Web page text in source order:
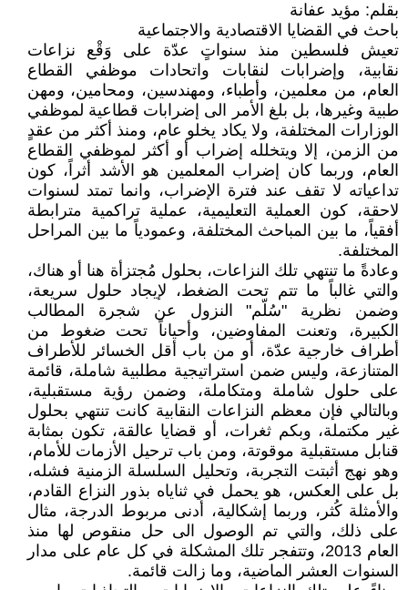
بقلم: مؤيد عفانة
باحث في القضايا الاقتصادية والاجتماعية
تعيش فلسطين منذ سنواتٍ عدّة على وَقْع نزاعات
نقابية، وإضرابات لنقابات واتحادات موظفي القطاع
العام، من معلمين، وأطباء، ومهندسين، ومحامين، ومهن
طبية وغيرها، بل بلغ الأمر الى إضرابات قطاعية لموظفي
الوزارات المختلفة، ولا يكاد يخلو عام، ومنذ أكثر من عقدٍ
من الزمن، إلا ويتخلله إضراب أو أكثر لموظفي القطاع
العام، وربما كان إضراب المعلمين هو الأشد أثراً، كون
تداعياته لا تقف عند فترة الإضراب، وانما تمتد لسنوات
لاحقة، كون العملية التعليمية، عملية تراكمية مترابطة
أفقياً، ما بين المباحث المختلفة، وعمودياً ما بين المراحل
المختلفة.
وعادةً ما تنتهي تلك النزاعات، بحلول مُجتزأة هنا أو هناك،
والتي غالباً ما تتم تحت الضغط، لإيجاد حلول سريعة،
وضمن نظرية "سُلّم" النزول عن شجرة المطالب
الكبيرة، وتعنت المفاوضين، وأحياناً تحت ضغوط من
أطراف خارجية عدّة، أو من باب أقل الخسائر للأطراف
المتنازعة، وليس ضمن استراتيجية مطلبية شاملة، قائمة
على حلول شاملة ومتكاملة، وضمن رؤية مستقبلية،
وبالتالي فإن معظم النزاعات النقابية كانت تنتهي بحلول
غير مكتملة، وبكم ثغرات، أو قضايا عالقة، تكون بمثابة
قنابل مستقبلية موقوتة، ومن باب ترحيل الأزمات للأمام،
وهو نهج أثبتت التجربة، وتحليل السلسلة الزمنية فشله،
بل على العكس، هو يحمل في ثناياه بذور النزاع القادم،
والأمثلة كُثر، وربما إشكالية، أدنى مربوط الدرجة، مثال
على ذلك، والتي تم الوصول الى حل منقوص لها منذ
العام 2013، وتتفجر تلك المشكلة في كل عام على مدار
السنوات العشر الماضية، وما زالت قائمة.